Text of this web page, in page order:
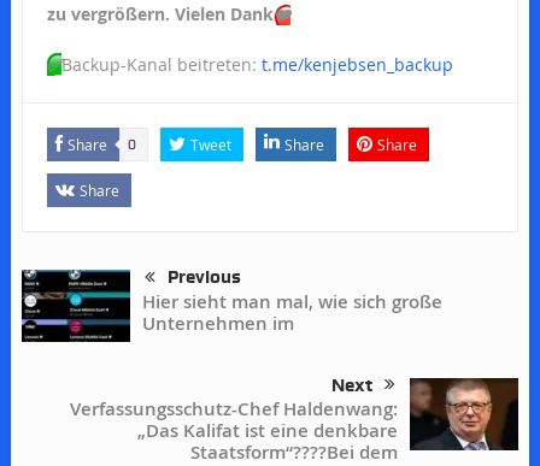
zu vergrößern. Vielen Dank❤️
✅Backup-Kanal beitreten: t.me/kenjebsen_backup
Share 0 Tweet Share Share
Share
Previous
Hier sieht man mal, wie sich große
Unternehmen im
Next
Verfassungsschutz-Chef Haldenwang:
„Das Kalifat ist eine denkbare
Staatsform“????Bei dem